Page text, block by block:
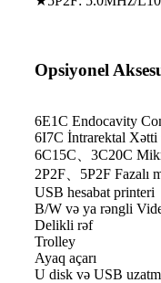
Opsiyonel
6E1C Endocavity
6I7C İntrarektal Xətti
6C15C、3C20C
2P2F、5P2F Fazalı
USB hesabat printeri
B/W və ya rəngli
Delikli rəf
Trolley
Ayaq açarı
U disk və USB